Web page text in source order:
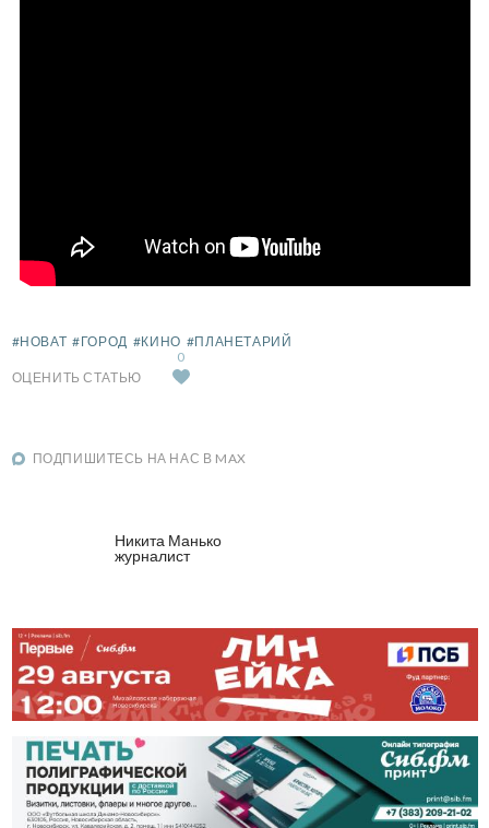
#НОВАТ #ГОРОД #КИНО #ПЛАНЕТАРИЙ
ОЦЕНИТЬ СТАТЬЮ
0
ПОДПИШИТЕСЬ НА НАС В MAX
Никита Манько
журналист